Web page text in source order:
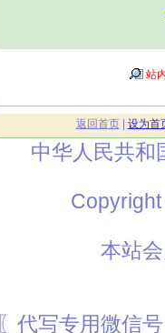
站
返回首页| 设为首
中华人民共和
本站
〖代写专用微信